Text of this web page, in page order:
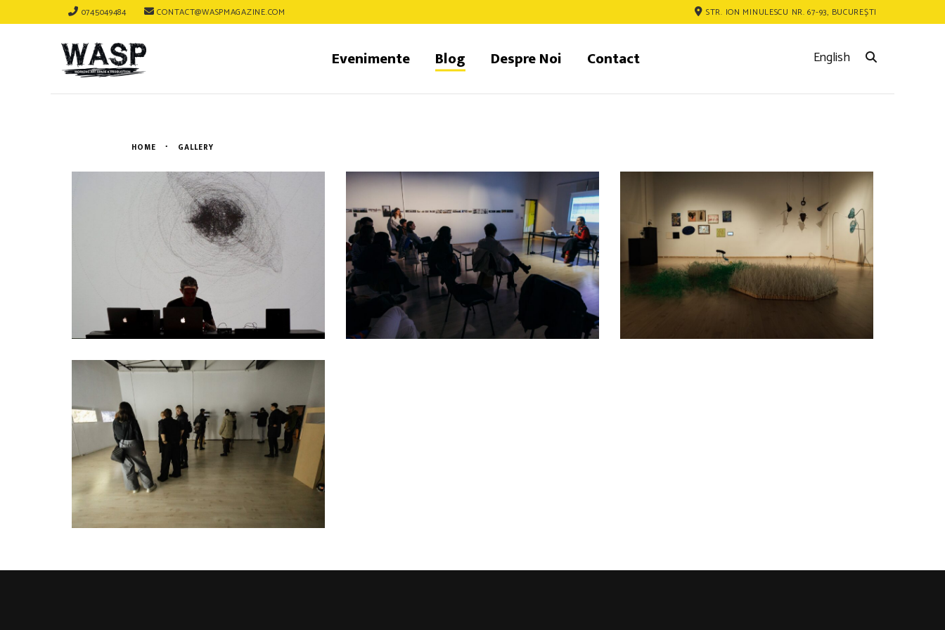
0745049484 CONTACT@WASPMAGAZINE.COM STR. ION MINULESCU NR. 67-93, BUCUREȘTI
Evenimente Blog Despre Noi Contact English
HOME GALLERY